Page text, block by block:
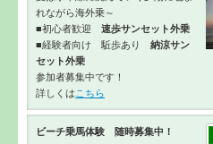
れながら海外乗～
■初心者歓迎 速歩サンセット外乗
■経験者向け 駈歩あり 納涼サン
セット外乗
参加者募集中です！
詳しくは こちら
ビーチ乗馬体験 随時募集中！